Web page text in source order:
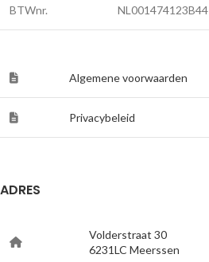
BTWnr. NL001474123B44
Algemene voorwaarden
Privacybeleid
ADRES
Volderstraat 30
6231LC Meerssen